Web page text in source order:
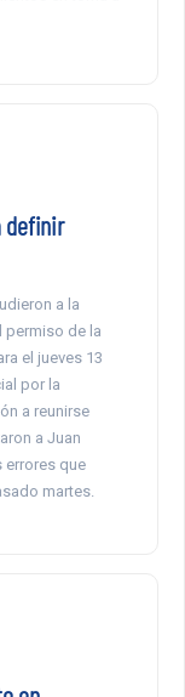
definir
a la
permiso de la
el jueves 13
por la
a reunirse
a Juan
errores que
martes.